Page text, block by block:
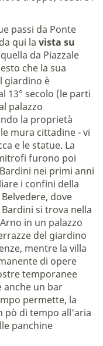
passi da Ponte
qui la vista su
da Piazzale
che la sua
giardino è
13° secolo (le parti
palazzo
la proprietà
mura cittadine - vi
e le statue. La
furono poi
nei primi anni
i confini della
dove
si trova nella
in un palazzo
del giardino
mentre la villa
di opere
temporanee
un bar
permette, la
pò di tempo all'aria
panchine